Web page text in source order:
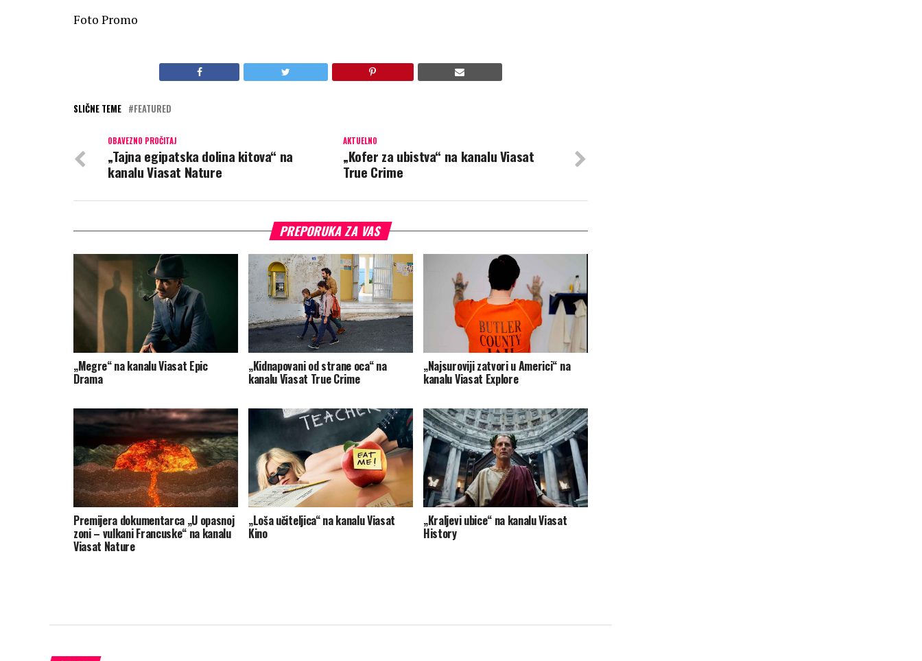
Foto Promo
SLIČNE TEME FEATURED
AKTUELNO
„Kofer za ubistva“ na kanalu Viasat
True Crime
OBAVEZNO PROČITAJ
„Tajna egipatska dolina kitova“ na
kanalu Viasat Nature
PREPORUKA ZA VAS
„Megre“ na kanalu Viasat Epic
Drama
„Kidnapovani od strane oca“ na
kanalu Viasat True Crime
„Najsuroviji zatvori u Americi“ na
kanalu Viasat Explore
Premijera dokumentarca „U opasnoj
zoni – vulkani Francuske“ na kanalu
Viasat Nature
„Loša učiteljica“ na kanalu Viasat
Kino
„Kraljevi ubice“ na kanalu Viasat
History